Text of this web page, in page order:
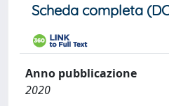
Scheda completa
Anno pubblicazione
2020